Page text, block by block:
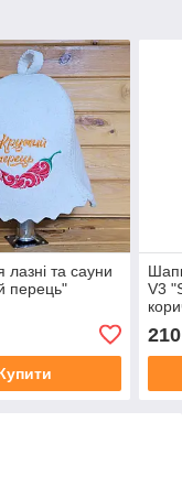
та сауни
перець"
V3
210